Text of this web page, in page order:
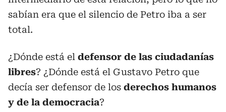
sabían era que el silencio de Petro iba a ser
total.
¿Dónde está el defensor de las ciudadanías
libres? ¿Dónde está el Gustavo Petro que
decía ser defensor de los derechos humanos
y de la democracia?